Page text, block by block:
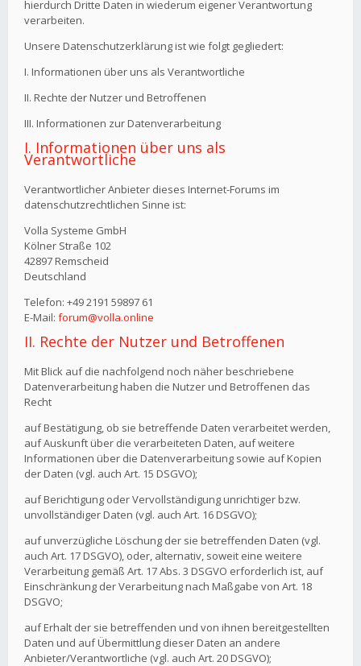
hierdurch Dritte Daten in wiederum eigener Verantwortung
verarbeiten.
Unsere Datenschutzerklärung ist wie folgt gegliedert:
I. Informationen über uns als Verantwortliche
II. Rechte der Nutzer und Betroffenen
III. Informationen zur Datenverarbeitung
I. Informationen über uns als
Verantwortliche
Verantwortlicher Anbieter dieses Internet-Forums im
datenschutzrechtlichen Sinne ist:
Volla Systeme GmbH
Kölner Straße 102
42897 Remscheid
Deutschland
Telefon: +49 2191 59897 61
E-Mail: forum@volla.online
II. Rechte der Nutzer und Betroffenen
Mit Blick auf die nachfolgend noch näher beschriebene
Datenverarbeitung haben die Nutzer und Betroffenen das
Recht
auf Bestätigung, ob sie betreffende Daten verarbeitet werden,
auf Auskunft über die verarbeiteten Daten, auf weitere
Informationen über die Datenverarbeitung sowie auf Kopien
der Daten (vgl. auch Art. 15 DSGVO);
auf Berichtigung oder Vervollständigung unrichtiger bzw.
unvollständiger Daten (vgl. auch Art. 16 DSGVO);
auf unverzügliche Löschung der sie betreffenden Daten (vgl.
auch Art. 17 DSGVO), oder, alternativ, soweit eine weitere
Verarbeitung gemäß Art. 17 Abs. 3 DSGVO erforderlich ist, auf
Einschränkung der Verarbeitung nach Maßgabe von Art. 18
DSGVO;
auf Erhalt der sie betreffenden und von ihnen bereitgestellten
Daten und auf Übermittlung dieser Daten an andere
Anbieter/Verantwortliche (vgl. auch Art. 20 DSGVO);